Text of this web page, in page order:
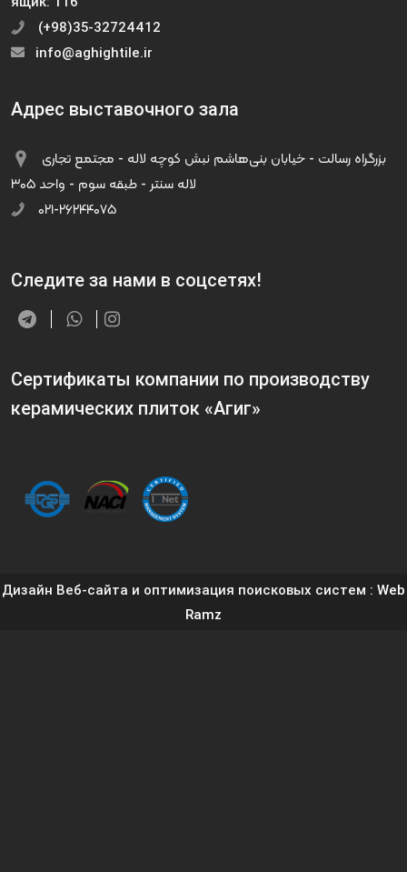
(+98)35-32724412
info@aghightile.ir
Адрес выставочного зала
لاله سنتر - طبقه سوم - واحد ۳۰۵
۰۲۱-۲۶۲۴۴۰۷۵
Следите за нами в соцсетях!
Сертификаты компании по производству
керамических плиток «Агиг»
Дизайн Веб-сайта и оптимизация поисковых систем : Web
Ramz